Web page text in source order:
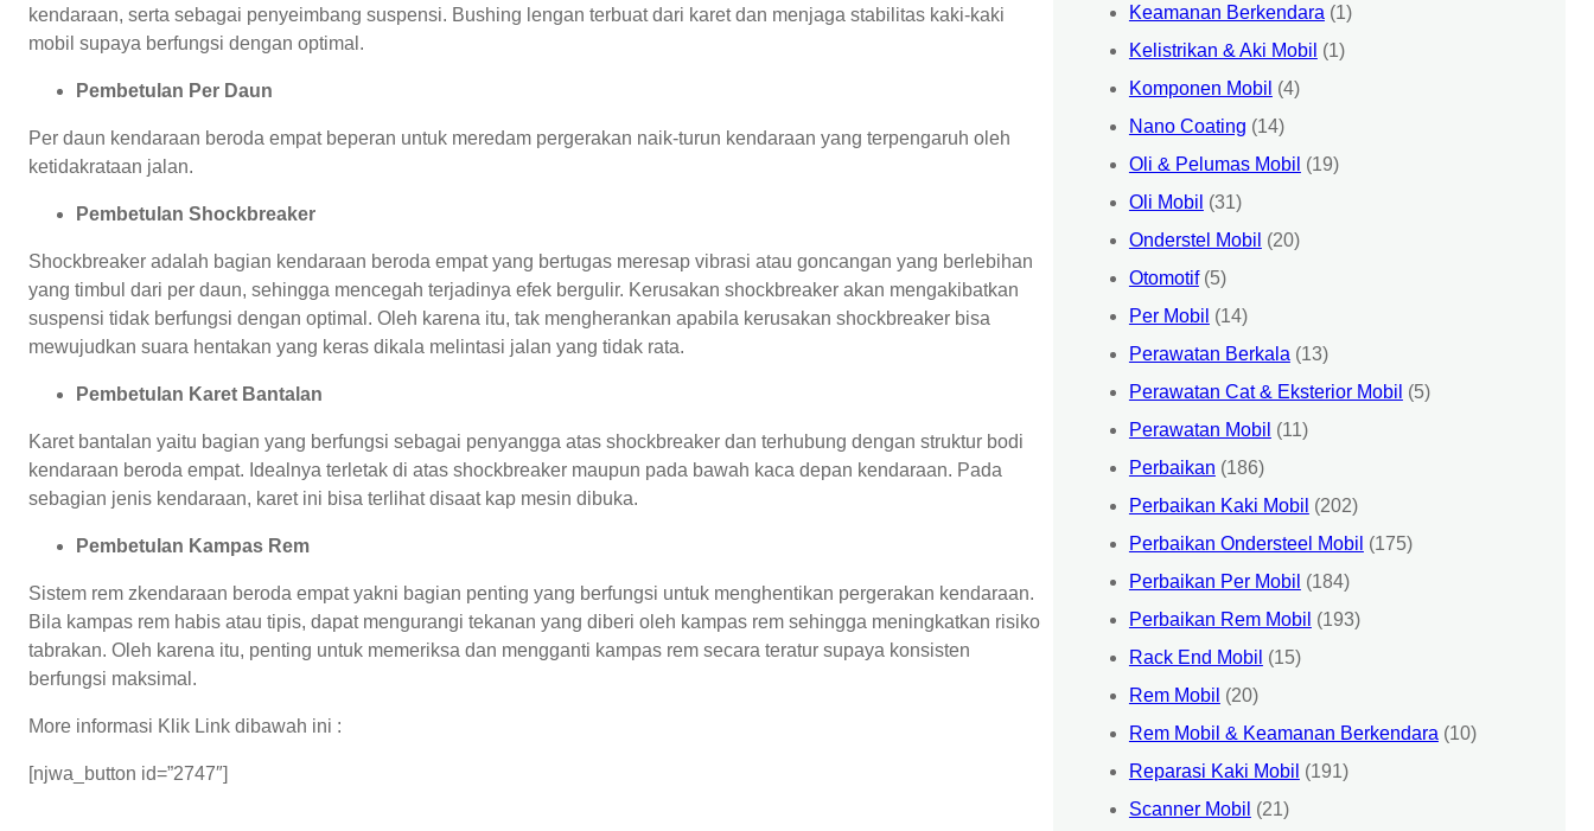
kendaraan, serta sebagai penyeimbang suspensi. Bushing lengan terbuat dari karet dan menjaga stabilitas kaki-kaki
mobil supaya berfungsi dengan optimal.
Pembetulan Per Daun
Per daun kendaraan beroda empat beperan untuk meredam pergerakan naik-turun kendaraan yang terpengaruh oleh
ketidakrataan jalan.
Pembetulan Shockbreaker
Shockbreaker adalah bagian kendaraan beroda empat yang bertugas meresap vibrasi atau goncangan yang berlebihan
yang timbul dari per daun, sehingga mencegah terjadinya efek bergulir. Kerusakan shockbreaker akan mengakibatkan
suspensi tidak berfungsi dengan optimal. Oleh karena itu, tak mengherankan apabila kerusakan shockbreaker bisa
mewujudkan suara hentakan yang keras dikala melintasi jalan yang tidak rata.
Pembetulan Karet Bantalan
Karet bantalan yaitu bagian yang berfungsi sebagai penyangga atas shockbreaker dan terhubung dengan struktur bodi
kendaraan beroda empat. Idealnya terletak di atas shockbreaker maupun pada bawah kaca depan kendaraan. Pada
sebagian jenis kendaraan, karet ini bisa terlihat disaat kap mesin dibuka.
Pembetulan Kampas Rem
Sistem rem zkendaraan beroda empat yakni bagian penting yang berfungsi untuk menghentikan pergerakan kendaraan.
Bila kampas rem habis atau tipis, dapat mengurangi tekanan yang diberi oleh kampas rem sehingga meningkatkan risiko
tabrakan. Oleh karena itu, penting untuk memeriksa dan mengganti kampas rem secara teratur supaya konsisten
berfungsi maksimal.
More informasi Klik Link dibawah ini :
[njwa_button id=”2747″]
Keamanan Berkendara (1)
Kelistrikan & Aki Mobil (1)
Komponen Mobil (4)
Nano Coating (14)
Oli & Pelumas Mobil (19)
Oli Mobil (31)
Onderstel Mobil (20)
Otomotif(5)
Per Mobil (14)
Perawatan Berkala (13)
Perawatan Cat & Eksterior Mobil (5)
Perawatan Mobil (11)
Perbaikan (186)
Perbaikan Kaki Mobil (202)
Perbaikan Ondersteel Mobil (175)
Perbaikan Per Mobil (184)
Perbaikan Rem Mobil (193)
Rack End Mobil (15)
Rem Mobil (20)
Rem Mobil & Keamanan Berkendara (10)
Reparasi Kaki Mobil (191)
Scanner Mobil (21)